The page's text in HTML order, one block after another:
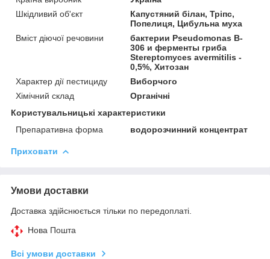
Шкідливий об'єкт
Капустяний білан, Тріпс,
Попелиця, Цибульна муха
Вміст діючої речовини
бактерии Pseudomonas B-
306 и ферменты гриба
Stereptomyces avermitilis -
0,5%, Хитозан
Характер дії пестициду
Виборчого
Хімічний склад
Органічні
Користувальницькі характеристики
Препаративна форма
водорозчинний концентрат
Приховати
Умови доставки
Доставка здійснюється тільки по передоплаті.
Нова Пошта
Всі умови доставки